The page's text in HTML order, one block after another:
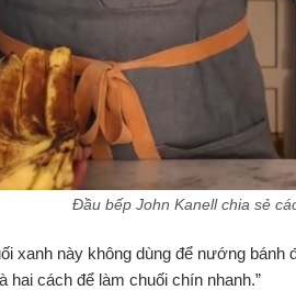
Đầu bếp John Kanell chia sẻ
xanh này không dùng để nướng
hai cách để làm chuối chín nhanh.”